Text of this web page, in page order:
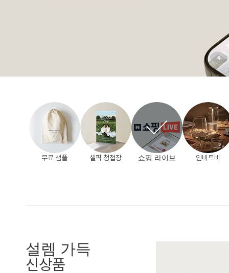
무료 샘플 셀픽 청첩장 쇼핑 라이브 인비트비
설렘 가득
신상품